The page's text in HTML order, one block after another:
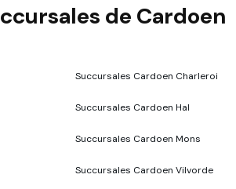
de Cardoen
Succursales Cardoen Charleroi
Succursales Cardoen Hal
Succursales Cardoen Mons
Succursales Cardoen Vilvorde